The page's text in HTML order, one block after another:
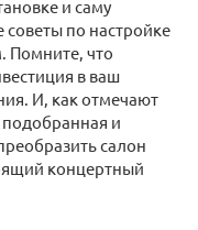
и саму
советы по настройке
Помните, что
в ваш
И, как отмечают
и
салон
концертный